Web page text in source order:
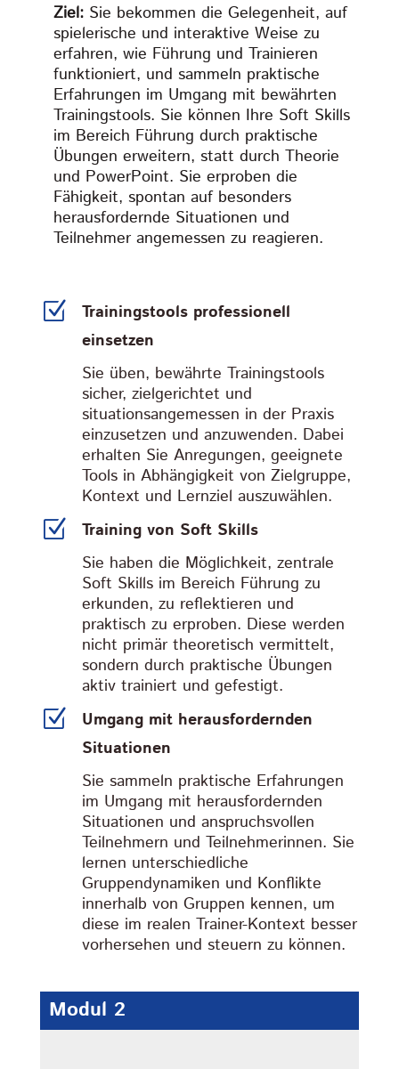
Ziel:Sie bekommen die Gelegenheit, auf
spielerische und interaktive Weise zu
erfahren, wie Führung und Trainieren
funktioniert, und sammeln praktische
Erfahrungen im Umgang mit bewährten
Trainingstools. Sie können Ihre Soft Skills
im Bereich Führung durch praktische
Übungen erweitern, statt durch Theorie
und PowerPoint. Sie erproben die
Fähigkeit, spontan auf besonders
herausfordernde Situationen und
Teilnehmer angemessen zu reagieren.
Z
Trainingstools professionell
einsetzen
Sie üben, bewährte Trainingstools
sicher, zielgerichtet und
situationsangemessen in der Praxis
einzusetzen und anzuwenden. Dabei
erhalten Sie Anregungen, geeignete
Tools in Abhängigkeit von Zielgruppe,
Kontext und Lernziel auszuwählen.
Z
Training von Soft Skills
Sie haben die Möglichkeit, zentrale
Soft Skills im Bereich Führung zu
erkunden, zu reflektieren und
praktisch zu erproben. Diese werden
nicht primär theoretisch vermittelt,
sondern durch praktische Übungen
aktiv trainiert und gefestigt.
Z
Umgang mit herausfordernden
Situationen
Sie sammeln praktische Erfahrungen
im Umgang mit herausfordernden
Situationen und anspruchsvollen
Teilnehmern und Teilnehmerinnen. Sie
lernen unterschiedliche
Gruppendynamiken und Konflikte
innerhalb von Gruppen kennen, um
diese im realen Trainer-Kontext besser
vorhersehen und steuern zu können.
Modul 2